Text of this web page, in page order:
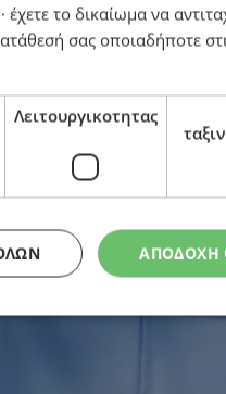
το δικαίωμα να
σας οποιαδήποτε
Λειτουργικοτητας
ΑΠΟΔΟΧΗ